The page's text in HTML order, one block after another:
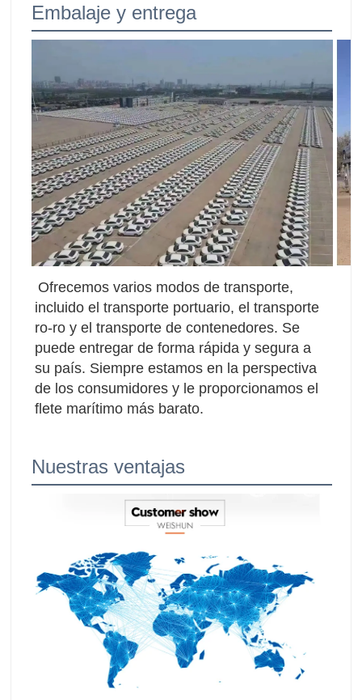
Embalaje y entrega
Ofrecemos varios modos de transporte,
incluido el transporte portuario, el transporte
ro-ro y el transporte de contenedores. Se
puede entregar de forma rápida y segura a
su país. Siempre estamos en la perspectiva
de los consumidores y le proporcionamos el
flete marítimo más barato.
Nuestras ventajas